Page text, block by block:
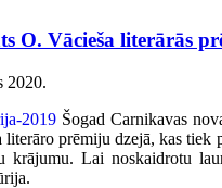
O. Vācieša literārās
2020.
Šogad Carnikavas
literāro prēmiju dzejā, kas tiek
krājumu. Lai noskaidrotu